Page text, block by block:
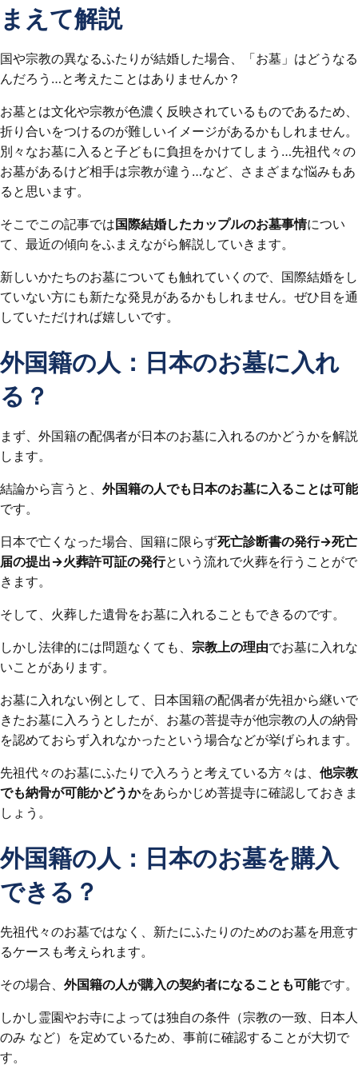
まえて解説
国や宗教の異なるふたりが結婚した場合、「お墓」はどうなる
んだろう…と考えたことはありませんか？
お墓とは文化や宗教が色濃く反映されているものであるため、
折り合いをつけるのが難しいイメージがあるかもしれません。
別々なお墓に入ると子どもに負担をかけてしまう…先祖代々の
お墓があるけど相手は宗教が違う…など、さまざまな悩みもあ
ると思います。
そこでこの記事では国際結婚したカップルのお墓事情につい
て、最近の傾向をふまえながら解説していきます。
新しいかたちのお墓についても触れていくので、国際結婚をし
ていない方にも新たな発見があるかもしれません。ぜひ目を通
していただければ嬉しいです。
外国籍の人：日本のお墓に入れ
る？
まず、外国籍の配偶者が日本のお墓に入れるのかどうかを解説
します。
結論から言うと、 外国籍の人でも日本のお墓に入ることは可能
です。
日本で亡くなった場合、国籍に限らず死亡診断書の発行→死亡
届の提出→火葬許可証の発行という流れで火葬を行うことがで
きます。
そして、火葬した遺骨をお墓に入れることもできるのです。
しかし法律的には問題なくても、 宗教上の理由でお墓に入れな
いことがあります。
お墓に入れない例として、日本国籍の配偶者が先祖から継いで
きたお墓に入ろうとしたが、お墓の菩提寺が他宗教の人の納骨
を認めておらず入れなかったという場合などが挙げられます。
先祖代々のお墓にふたりで入ろうと考えている方々は、 他宗教
でも納骨が可能かどうかをあらかじめ菩提寺に確認しておきま
しょう。
外国籍の人：日本のお墓を購入
できる？
先祖代々のお墓ではなく、新たにふたりのためのお墓を用意す
るケースも考えられます。
その場合、 外国籍の人が購入の契約者になることも可能です。
しかし霊園やお寺によっては独自の条件（宗教の一致、日本人
のみ など）を定めているため、事前に確認することが大切で
す。